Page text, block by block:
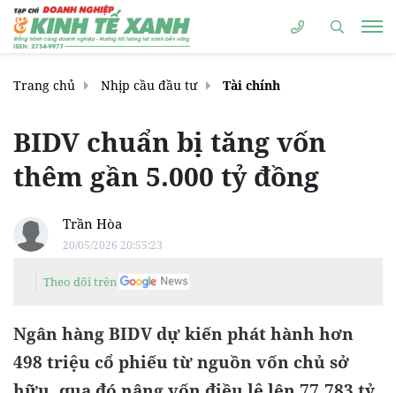
Trang chủ Nhịp cầu đầu tư Tài chính
BIDV chuẩn bị tăng vốn
thêm gần 5.000 tỷ đồng
Trần Hòa
20/05/2026 20:55:23
Theo dõi trên
Ngân hàng BIDV dự kiến phát hành hơn
498 triệu cổ phiếu từ nguồn vốn chủ sở